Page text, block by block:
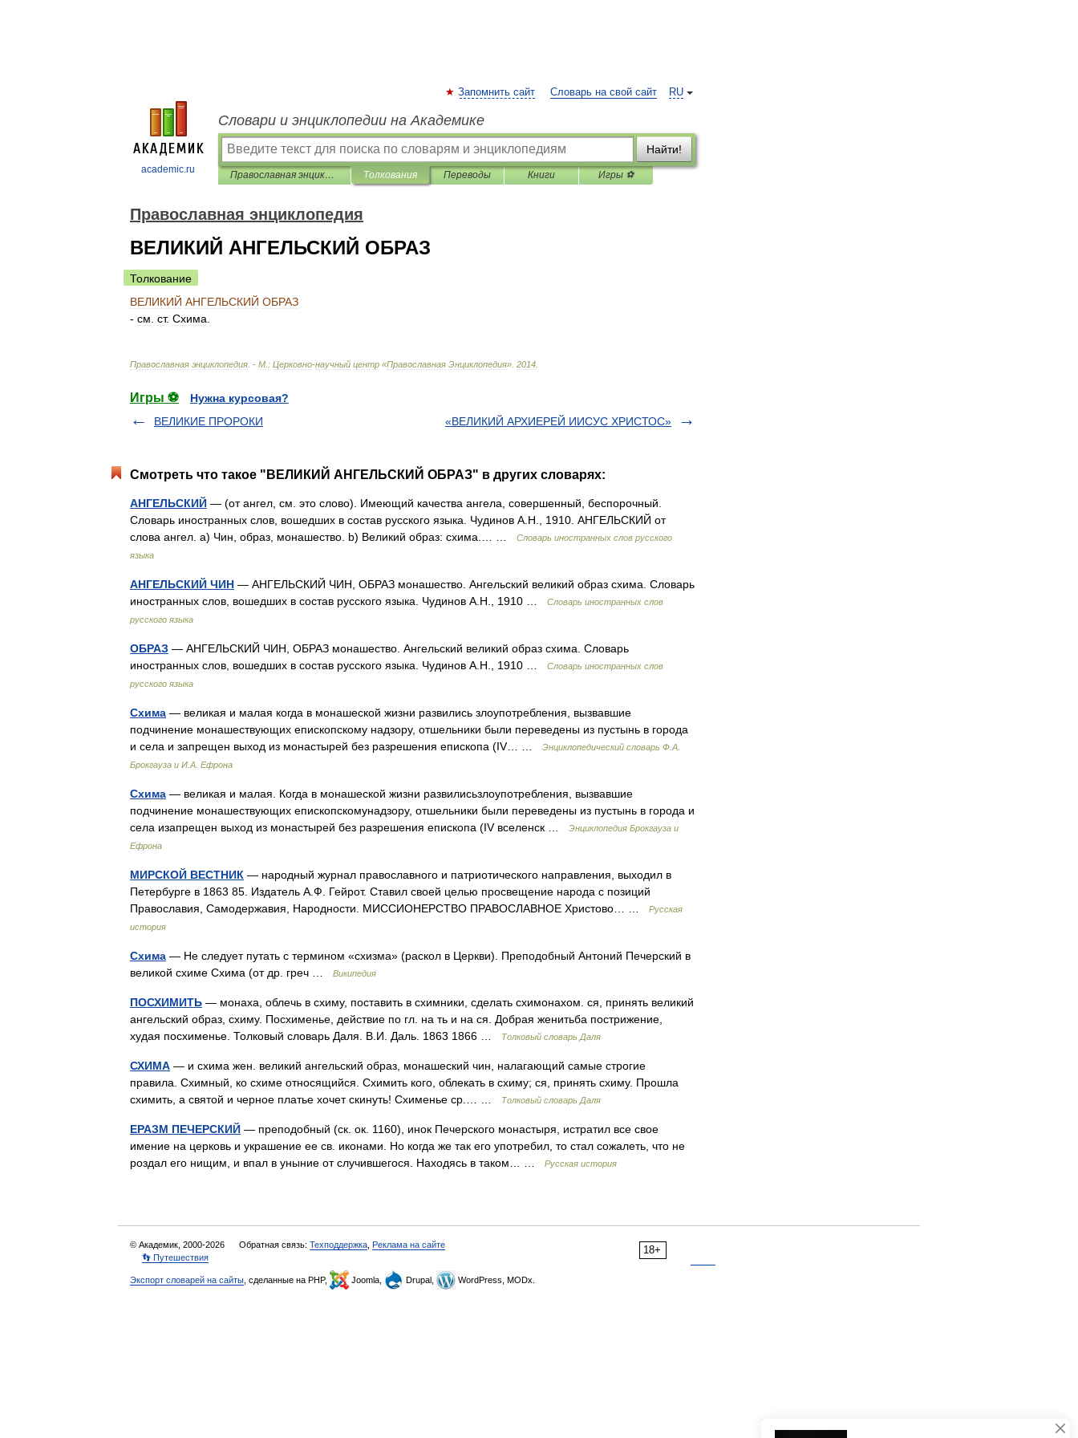
academic.ru
RU
Запомнить сайт Словарь на свой сайт
Словари и энциклопедии на Академике
Найти!
Православная энциклопедия Толкования Переводы Книги Игры ⚽
Православная энциклопедия
ВЕЛИКИЙ АНГЕЛЬСКИЙ ОБРАЗ
Толкование
ВЕЛИКИЙ АНГЕЛЬСКИЙ ОБРАЗ
- см ст. Схима
Православная энциклопедия . - М : Церковно-научный центр «Православная Энциклопедия» 2014
Игры ⚽
Нужна курсовая?
ВЕЛИКИЕ ПРОРОКИ
«ВЕЛИКИЙ АРХИЕРЕЙ ИИСУС ХРИСТОС»
Смотреть что такое "ВЕЛИКИЙ АНГЕЛЬСКИЙ ОБРАЗ" в других словарях:
АНГЕЛЬСКИЙ — (от ангел, см. это слово). Имеющий качества ангела, совершенный, беспорочный.
Словарь иностранных слов, вошедших в состав русского языка. Чудинов А.Н., 1910. АНГЕЛЬСКИЙ от
слова ангел. а) Чин, образ, монашество. b) Великий образ: схима.… …
Словарь иностранных слов русского
языка
АНГЕЛЬСКИЙ ЧИН — АНГЕЛЬСКИЙ ЧИН, ОБРАЗ монашество. Ангельский великий образ схима. Словарь
иностранных слов, вошедших в состав русского языка. Чудинов А.Н., 1910 …
Словарь иностранных слов
русского языка
ОБРАЗ — АНГЕЛЬСКИЙ ЧИН, ОБРАЗ монашество. Ангельский великий образ схима. Словарь
иностранных слов, вошедших в состав русского языка. Чудинов А.Н., 1910 …
Словарь иностранных слов
русского языка
Схима — великая и малая когда в монашеской жизни развились злоупотребления, вызвавшие
подчинение монашествующих епископскому надзору, отшельники были переведены из пустынь в города
и села и запрещен выход из монастырей без разрешения епископа (IV… …
Энциклопедический словарь Ф.А.
Брокгауза и И.А. Ефрона
Схима — великая и малая. Когда в монашеской жизни развилисьзлоупотребления, вызвавшие
подчинение монашествующих епископскомунадзору, отшельники были переведены из пустынь в города и
села изапрещен выход из монастырей без разрешения епископа (IV вселенск …
Энциклопедия Брокгауза и
Ефрона
МИРСКОЙ ВЕСТНИК — народный журнал православного и патриотического направления, выходил в
Петербурге в 1863 85. Издатель А.Ф. Гейрот. Ставил своей целью просвещение народа с позиций
Православия, Самодержавия, Народности. МИССИОНЕРСТВО ПРАВОСЛАВНОЕ Христово… …
Русская
история
Схима — Не следует путать с термином «схизма» (раскол в Церкви). Преподобный Антоний Печерский в
великой схиме Схима (от др. греч …
Википедия
ПОСХИМИТЬ — монаха, облечь в схиму, поставить в схимники, сделать схимонахом. ся, принять великий
ангельский образ, схиму. Посхименье, действие по гл. на ть и на ся. Добрая женитьба пострижение,
худая посхименье. Толковый словарь Даля. В.И. Даль. 1863 1866 …
Толковый словарь Даля
СХИМА — и схима жен. великий ангельский образ, монашеский чин, налагающий самые строгие
правила. Схимный, ко схиме относящийся. Схимить кого, облекать в схиму; ся, принять схиму. Прошла
схимить, а святой и черное платье хочет скинуть! Схименье ср.… …
Толковый словарь Даля
ЕРАЗМ ПЕЧЕРСКИЙ — преподобный (ск. ок. 1160), инок Печерского монастыря, истратил все свое
имение на церковь и украшение ее св. иконами. Но когда же так его употребил, то стал сожалеть, что не
роздал его нищим, и впал в уныние от случившегося. Находясь в таком… …
Русская история
18+
© Академик, 2000-2026 Обратная связь: Техподдержка Реклама на сайте
👣 Путешествия
Экспорт словарей на сайты , сделанные на PHP, Joomla, Drupal, WordPress, MODx.